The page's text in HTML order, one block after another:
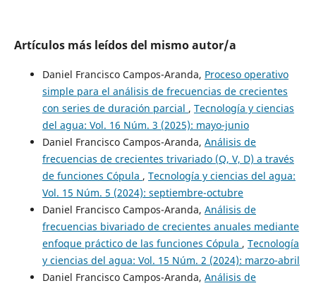
Artículos más leídos del mismo autor/a
Daniel Francisco Campos-Aranda, Proceso operativo
simple para el análisis de frecuencias de crecientes
con series de duración parcial , Tecnología y ciencias
del agua: Vol. 16 Núm. 3 (2025): mayo-junio
Daniel Francisco Campos-Aranda, Análisis de
frecuencias de crecientes trivariado (Q, V, D) a través
de funciones Cópula , Tecnología y ciencias del agua:
Vol. 15 Núm. 5 (2024): septiembre-octubre
Daniel Francisco Campos-Aranda, Análisis de
frecuencias bivariado de crecientes anuales mediante
enfoque práctico de las funciones Cópula , Tecnología
y ciencias del agua: Vol. 15 Núm. 2 (2024): marzo-abril
Daniel Francisco Campos-Aranda, Análisis de